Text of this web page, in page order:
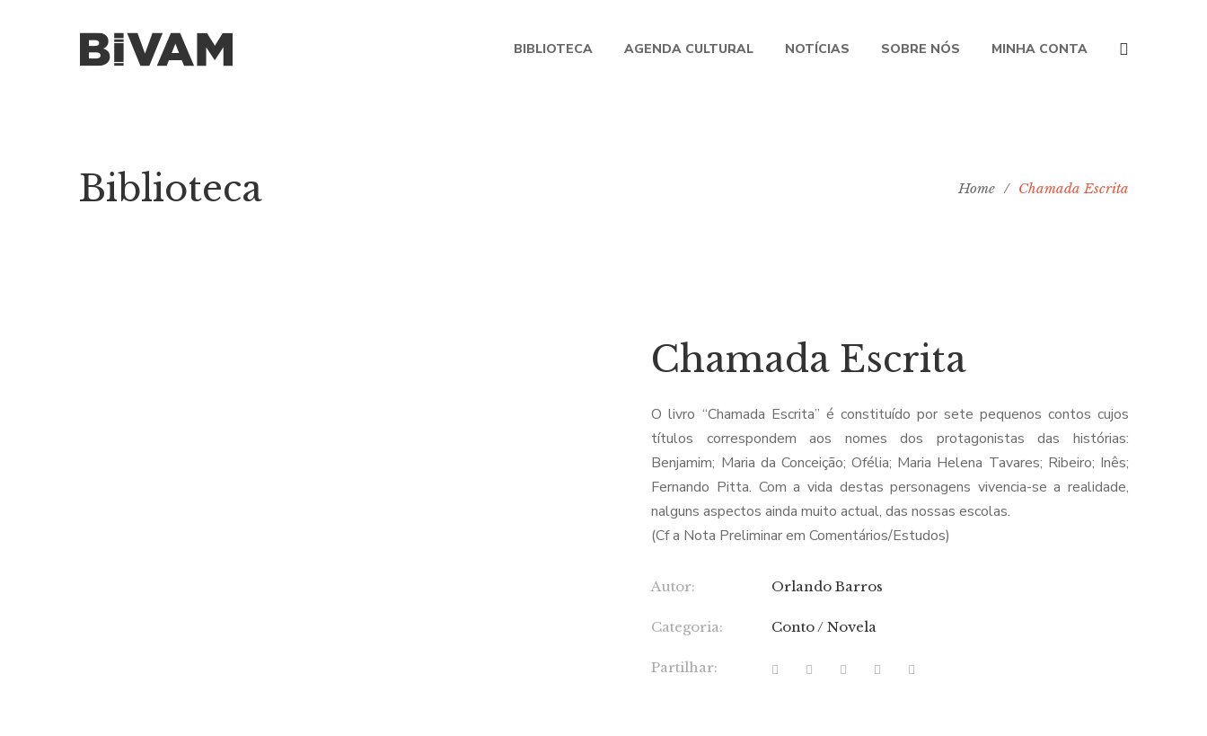
BIBLIOTECA AGENDA CULTURAL NOTÍCIAS SOBRE NÓS MINHA CONTA
Biblioteca Home / Chamada Escrita
Chamada Escrita
O livro “Chamada Escrita” é constituído por sete pequenos contos cujos
títulos correspondem aos nomes dos protagonistas das histórias:
Benjamim; Maria da Conceição; Ofélia; Maria Helena Tavares; Ribeiro; Inês;
Fernando Pitta. Com a vida destas personagens vivencia-se a realidade,
nalguns aspectos ainda muito actual, das nossas escolas.
(Cf a Nota Preliminar em Comentários/Estudos)
Autor: Orlando Barros
Categoria: Conto / Novela
Partilhar: